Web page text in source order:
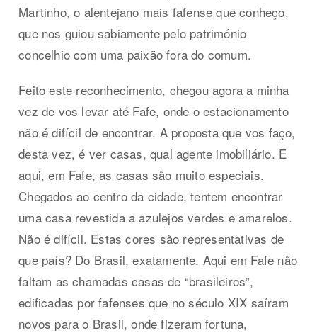
Martinho, o alentejano mais fafense que conheço,
que nos guiou sabiamente pelo património
concelhio com uma paixão fora do comum.
Feito este reconhecimento, chegou agora a minha
vez de vos levar até Fafe, onde o estacionamento
não é difícil de encontrar. A proposta que vos faço,
desta vez, é ver casas, qual agente imobiliário. E
aqui, em Fafe, as casas são muito especiais.
Chegados ao centro da cidade, tentem encontrar
uma casa revestida a azulejos verdes e amarelos.
Não é difícil. Estas cores são representativas de
que país? Do Brasil, exatamente. Aqui em Fafe não
faltam as chamadas casas de “brasileiros”,
edificadas por fafenses que no século XIX saíram
novos para o Brasil, onde fizeram fortuna,